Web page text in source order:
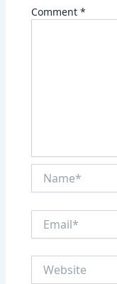
Comment*